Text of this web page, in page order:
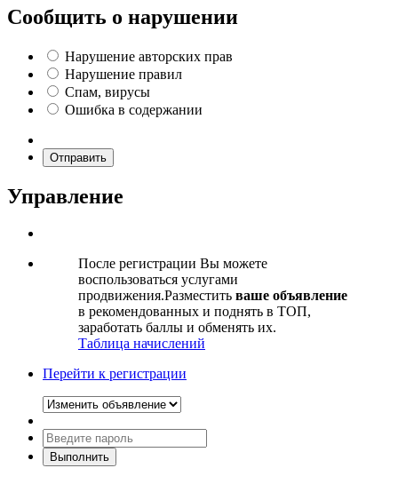
Сообщить о нарушении
Нарушение авторских прав
Нарушение правил
Спам, вирусы
Ошибка в содержании
Отправить
Управление
После регистрации Вы можете
воспользоваться услугами
продвижения.Разместить ваше объявление
в рекомендованных и поднять в ТОП,
заработать баллы и обменять их.
Таблица начислений
Перейти к регистрации